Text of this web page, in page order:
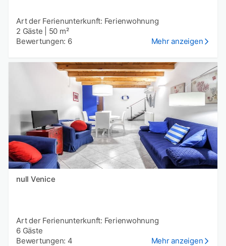
Art der Ferienunterkunft: Ferienwohnung
2 Gäste
50 m²
Bewertungen: 6
Mehr anzeigen
null Venice
Art der Ferienunterkunft: Ferienwohnung
6 Gäste
Bewertungen: 4
Mehr anzeigen